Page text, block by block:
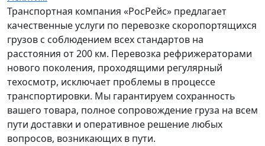
Транспортная компания «РосРейс» предлагает
качественные услуги по перевозке скоропортящихся
грузов с соблюдением всех стандартов на
расстояния от 200 км. Перевозка рефрижераторами
нового поколения, проходящими регулярный
техосмотр, исключает проблемы в процессе
транспортировки. Мы гарантируем сохранность
вашего товара, полное сопровождение груза на всем
пути доставки и оперативное решение любых
вопросов, возникающих в пути.